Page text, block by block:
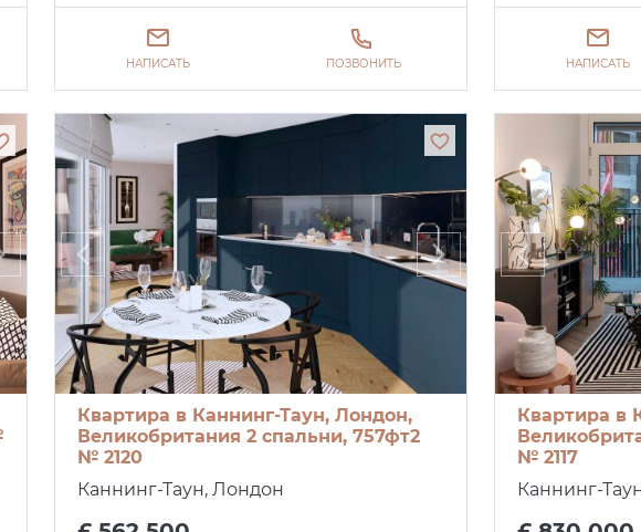
НАПИСАТЬ ПОЗВОНИТЬ НАПИСАТЬ
Квартира в Каннинг-Таун, Лондон,
Великобритания 2 спальни, 757фт2
№ 2120
Каннинг-Таун, Лондон
Квартира в
№ 2117
Каннинг-